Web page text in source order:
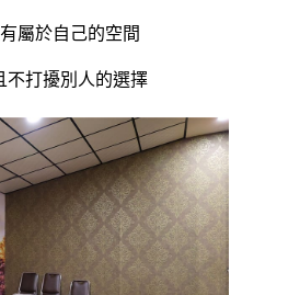
屬於自己的空間
不打擾別人的選擇